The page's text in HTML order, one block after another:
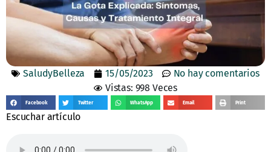
SaludyBelleza 15/05/2023
No hay comentarios
Vistas: 998 Veces
Facebook Twitter WhatsApp Email Print
Escuchar artículo